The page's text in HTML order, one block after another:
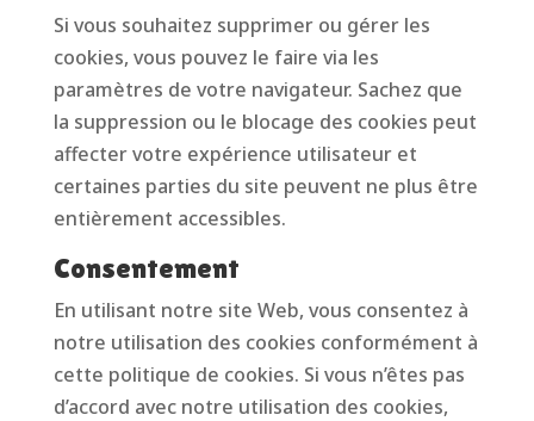
Si vous souhaitez supprimer ou gérer les
cookies, vous pouvez le faire via les
paramètres de votre navigateur. Sachez que
la suppression ou le blocage des cookies peut
affecter votre expérience utilisateur et
certaines parties du site peuvent ne plus être
entièrement accessibles.
Consentement
En utilisant notre site Web, vous consentez à
notre utilisation des cookies conformément à
cette politique de cookies. Si vous n’êtes pas
d’accord avec notre utilisation des cookies,